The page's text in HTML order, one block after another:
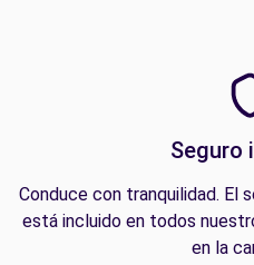
Seguro
Conduce con tranquilidad. El
está incluido en todos
en la